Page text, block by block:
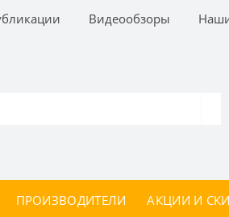
Видеообзоры
ПРОИЗВОДИТЕЛИ АКЦИИ И